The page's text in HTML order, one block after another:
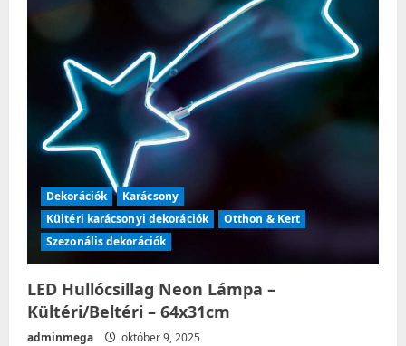
Dekorációk
Karácsony
Kültéri karácsonyi dekorációk
Otthon & Kert
Szezonális dekorációk
LED Hullócsillag Neon Lámpa –
Kültéri/Beltéri – 64x31cm
adminmega október 9, 2025